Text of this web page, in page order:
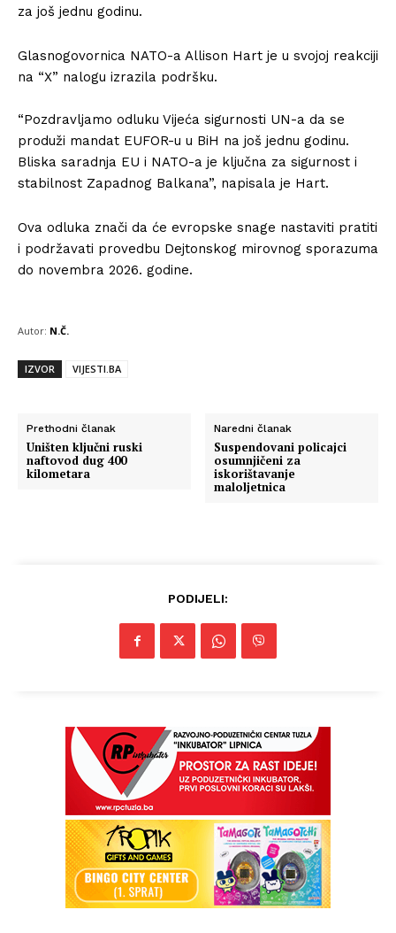
za još jednu godinu.
Glasnogovornica NATO-a Allison Hart je u svojoj reakciji
na “X” nalogu izrazila podršku.
“Pozdravljamo odluku Vijeća sigurnosti UN-a da se
produži mandat EUFOR-u u BiH na još jednu godinu.
Bliska saradnja EU i NATO-a je ključna za sigurnost i
stabilnost Zapadnog Balkana”, napisala je Hart.
Ova odluka znači da će evropske snage nastaviti pratiti
i podržavati provedbu Dejtonskog mirovnog sporazuma
do novembra 2026. godine.
Autor: N.Č.
IZVOR VIJESTI.BA
Prethodni članak
Uništen ključni ruski
naftovod dug 400
kilometara
Naredni članak
Suspendovani policajci
osumnjičeni za
iskorištavanje
maloljetnica
PODIJELI: